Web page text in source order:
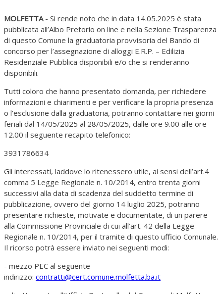
MOLFETTA- Si rende noto che in data 14.05.2025 è stata
pubblicata all’Albo Pretorio on line e nella Sezione Trasparenza
di questo Comune la graduatoria provvisoria del Bando di
concorso per l’assegnazione di alloggi E.R.P. – Edilizia
Residenziale Pubblica disponibili e/o che si renderanno
disponibili.
Tutti coloro che hanno presentato domanda, per richiedere
informazioni e chiarimenti e per verificare la propria presenza
o l’esclusione dalla graduatoria, potranno contattare nei giorni
feriali dal 14/05/2025 al 28/05/2025, dalle ore 9.00 alle ore
12.00 il seguente recapito telefonico:
3931786634
Gli interessati, laddove lo ritenessero utile, ai sensi dell’art.4
comma 5 Legge Regionale n. 10/2014, entro trenta giorni
successivi alla data di scadenza del suddetto termine di
pubblicazione, ovvero del giorno 14 luglio 2025, potranno
presentare richieste, motivate e documentate, di un parere
alla Commissione Provinciale di cui all’art. 42 della Legge
Regionale n. 10/2014, per il tramite di questo ufficio Comunale.
Il ricorso potrà essere inviato nei seguenti modi:
- mezzo PEC al seguente
indirizzo: contratti@cert.comune.molfetta.ba.it